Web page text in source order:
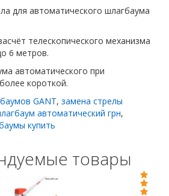
для автоматического шлагбаума
телескопического механизма
6 метров.
автоматического при
короткой.
GANT, замена стрелы
автоматический грн,
купить
товары